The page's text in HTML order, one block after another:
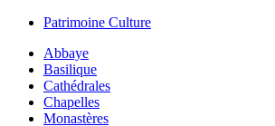
Patrimoine Culture
Abbaye
Basilique
Cathédrales
Chapelles
Monastères